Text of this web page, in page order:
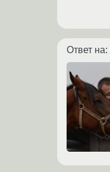
Ответ на: